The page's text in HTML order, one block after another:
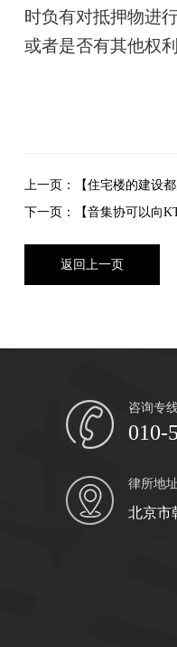
时负有对抵押物进
或者是否有其他权
上一页：【住宅楼的建设
下一页：【音集协可以向
返回上一页
咨询专
010-
律所地址
北京市